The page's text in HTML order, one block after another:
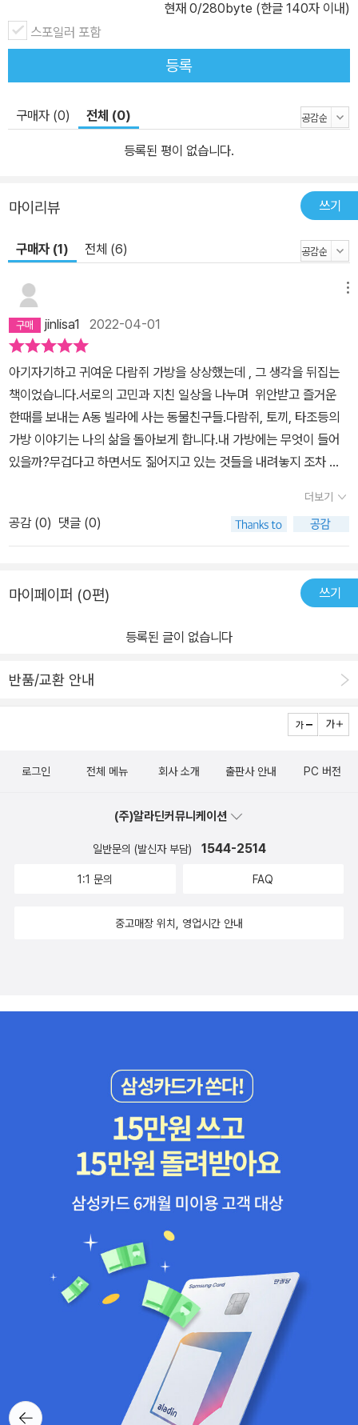
현재 0/280byte (한글 140자 이내)
스포일러 포함
등록
구매자 (0) 전체 (0)
등록된 평이 없습니다.
마이리뷰 쓰기
구매자 (1) 전체 (6)
jinlisa1 2022-04-01
아기자기하고 귀여운 다람쥐 가방을 상상했는데 , 그 생각을 뒤집는
책이었습니다.서로의 고민과 지친 일상을 나누며 위안받고 즐거운
한때를 보내는 A동 빌라에 사는 동물친구들.다람쥐, 토끼, 타조등의
가방 이야기는 나의 삶을 돌아보게 합니다.내 가방에는 무엇이 들어
있을까?무겁다고 하면서도 짊어지고 있는 것들을 내려놓지 조차 못
있는 친구는 누구인가?그림 이야기 이지만 , 많은 생각을 하게 만드
는 책입니다.나세 작가의 다음 책도 기대해 봅니다.
더보기
공감 (0) 댓글 (0)
마이페이퍼 (0편) 쓰기
등록된 글이 없습니다
반품/교환 안내
뒤로가
기
로그인 전체 메뉴 회사 소개 출판사 안내 PC 버전
(주)알라딘커뮤니케이션
일반문의 (발신자 부담) 1544-2514
1:1 문의 FAQ
중고매장 위치, 영업시간 안내